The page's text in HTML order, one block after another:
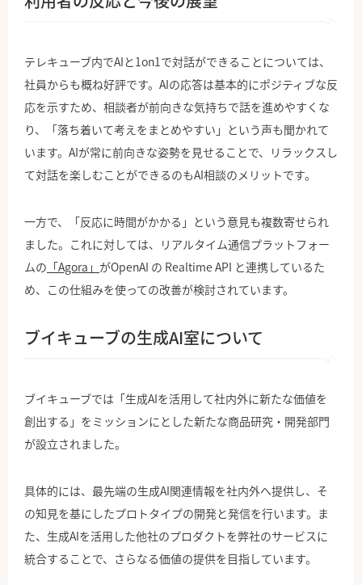
テレキューブ内でAIと1on1で対話ができることについては、
社員からも概ね好評です。AIの応答は基本的にポジティブな反
応を示すため、相談者が前向きな気持ちで話を進めやすくな
り、「落ち着いて考えをまとめやすい」という声も聞かれて
います。AIが常に前向きな姿勢を見せることで、リラックスし
て対話を楽しむことができるのもAI相談のメリットです。
一方で、「反応に時間がかかる」という意見も複数寄せられ
ました。これに対しては、リアルタイム通信プラットフォー
ムの 「Agora」 がOpenAI の Realtime API と連携しているた
め、この仕組みを使っての改善が検討されています。
ブイキューブの生成AI室について
ブイキューブでは「生成AIを活用して社内外に新たな価値を
創出する」をミッションにとした新たな商品研究・開発部門
が設立されました。
具体的には、最先端の生成AI関連情報を社内外へ提供し、そ
の知見を基にしたプロトタイプの開発と発信を行います。ま
た、生成AIを活用した他社のプロダクトを弊社のサービスに
統合することで、さらなる価値の提供を目指しています。